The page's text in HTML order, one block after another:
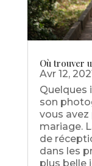
Où trouver
Avr 12,
Quelques
son
vous
mariage.
de
dans les
plus belle